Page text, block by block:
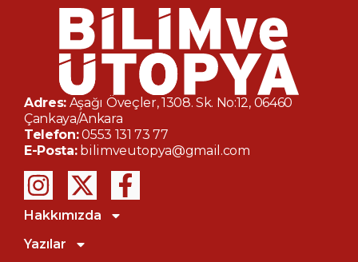
Adres: Aşağı Öveçler, 1308. Sk. No:12, 06460
Çankaya/Ankara
Telefon:0553 131 73 77
E-Posta: bilimveutopya@gmail.com
Hakkımızda
Yazılar